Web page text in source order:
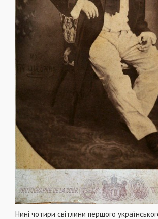
Нині чотири світлини першого